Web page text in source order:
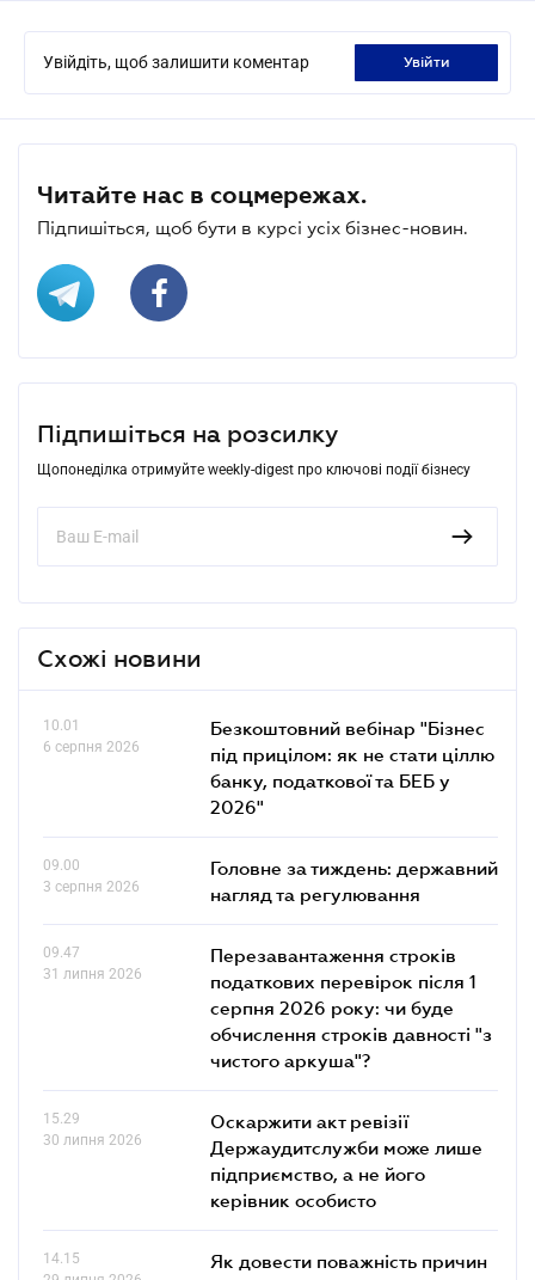
Увійдіть, щоб залишити коментар увійти
Читайте нас в соцмережах.
Підпишіться, щоб бути в курсі усіх бізнес-новин.
Підпишіться на розсилку
Щопонеділка отримуйте weekly-digest про ключові події бізнесу
Схожі новини
10.01
6 серпня 2026
Безкоштовний вебінар "Бізнес
під прицілом: як не стати ціллю
банку, податкової та БЕБ у
2026"
09.00
3 серпня 2026
Головне за тиждень: державний
нагляд та регулювання
09.47
31 липня 2026
Перезавантаження строків
податкових перевірок після 1
серпня 2026 року: чи буде
обчислення строків давності "з
чистого аркуша"?
15.29
30 липня 2026
Оскаржити акт ревізії
Держаудитслужби може лише
підприємство, а не його
керівник особисто
14.15
Як довести поважність причин